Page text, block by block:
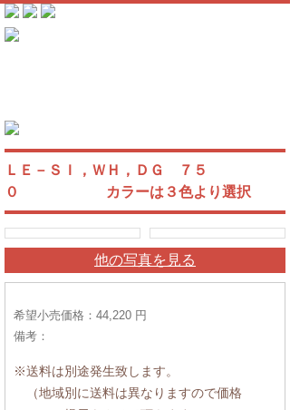
ＬＥ－ＳＩ，ＷＨ，ＤＧ ７５
０ カラーは３色より選択
他の写真を見る
希望小売価格：44,220 円
備考：
※送料は別途発生致します。
（地域別に送料は異なりますので価格